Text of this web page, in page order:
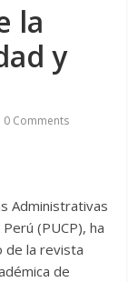
la
y
0 Comments
Administrativas
(PUCP), ha
de la revista
de